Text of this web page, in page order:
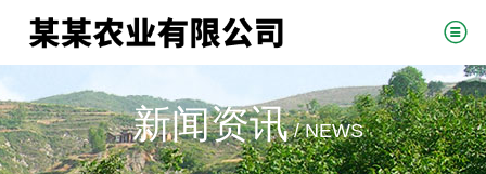
新闻资讯/ NEWS